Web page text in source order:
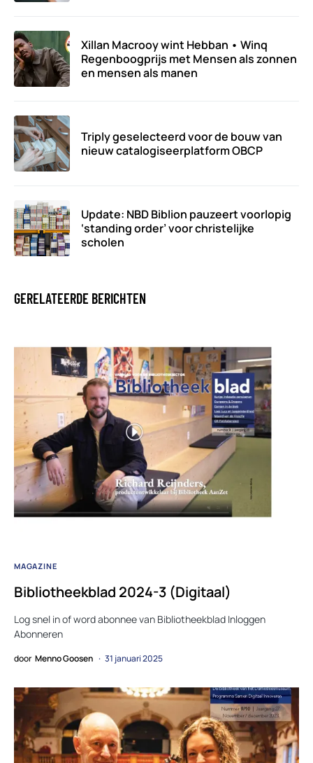
Xillan Macrooy wint Hebban • Winq
Regenboogprijs met Mensen als zonnen
en mensen als manen
Triply geselecteerd voor de bouw van
nieuw catalogiseerplatform OBCP
Update: NBD Biblion pauzeert voorlopig
‘standing order’ voor christelijke
scholen
GERELATEERDE BERICHTEN
MAGAZINE
Bibliotheekblad 2024-3 (Digitaal)
Log snel in of word abonnee van Bibliotheekblad Inloggen
Abonneren
door Menno Goosen 31 januari 2025